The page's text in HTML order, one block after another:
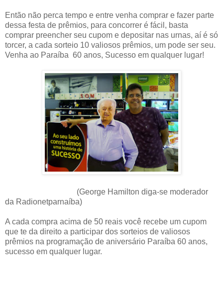
Então não perca tempo e entre venha comprar e fazer parte
dessa festa de prêmios, para concorrer é fácil, basta
comprar preencher seu cupom e depositar nas urnas, aí é só
torcer, a cada sorteio 10 valiosos prêmios, um pode ser seu.
Venha ao Paraíba 60 anos, Sucesso em qualquer lugar!
(George Hamilton diga-se moderador
da Radionetparnaíba)
A cada compra acima de 50 reais você recebe um cupom
que te da direito a participar dos sorteios de valiosos
prêmios na programação de aniversário Paraíba 60 anos,
sucesso em qualquer lugar.